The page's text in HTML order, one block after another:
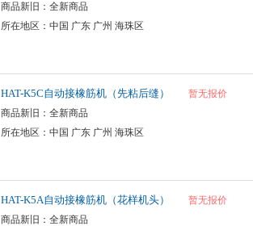
商品新旧：全新商品
所在地区：中国 广东 广州 海珠区
HAT-K5C自动接橡筋机（先粘后缝）
商品新旧：全新商品
所在地区：中国 广东 广州 海珠区
暂无报价
HAT-K5A自动接橡筋机（花样机头）
商品新旧：全新商品
暂无报价